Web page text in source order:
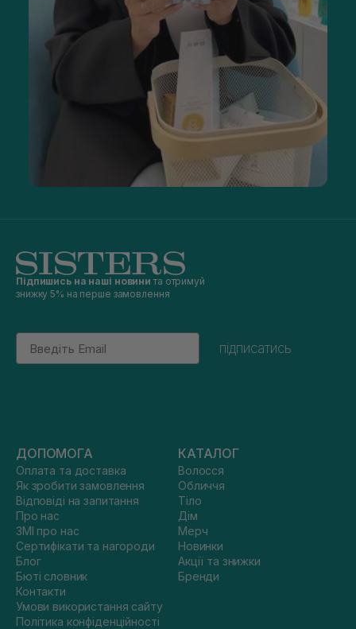
Підпишись на наші новини та отримуй
знижку 5% на перше замовлення
Email
підписатись
ДОПОМОГА
Оплата та доставка
Як зробити замовлення
Відповіді на запитання
Про нас
ЗМІ про нас
Сертифікати та нагороди
Блог
Бюті словник
Контакти
Умови використання сайту
Політика конфіденційності
КАТАЛОГ
Волосся
Обличчя
Тіло
Дім
Мерч
Новинки
Акції та знижки
Бренди